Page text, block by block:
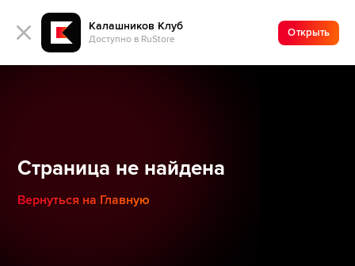
Калашников Клуб
Доступно в RuStore
Открыть
Страница не найдена
Вернуться на Главную